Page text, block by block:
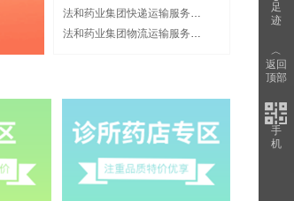
法和药业集团快递运输服务项目招标公告
法和药业集团物流运输服务项目中标结果公示
足
迹
︿
返回
顶部
手
机